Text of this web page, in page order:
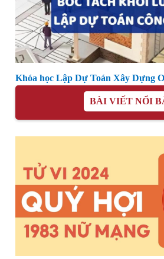
Khóa học Lập Dự Toán Xây Dựng
BÀI VIẾT NỔI